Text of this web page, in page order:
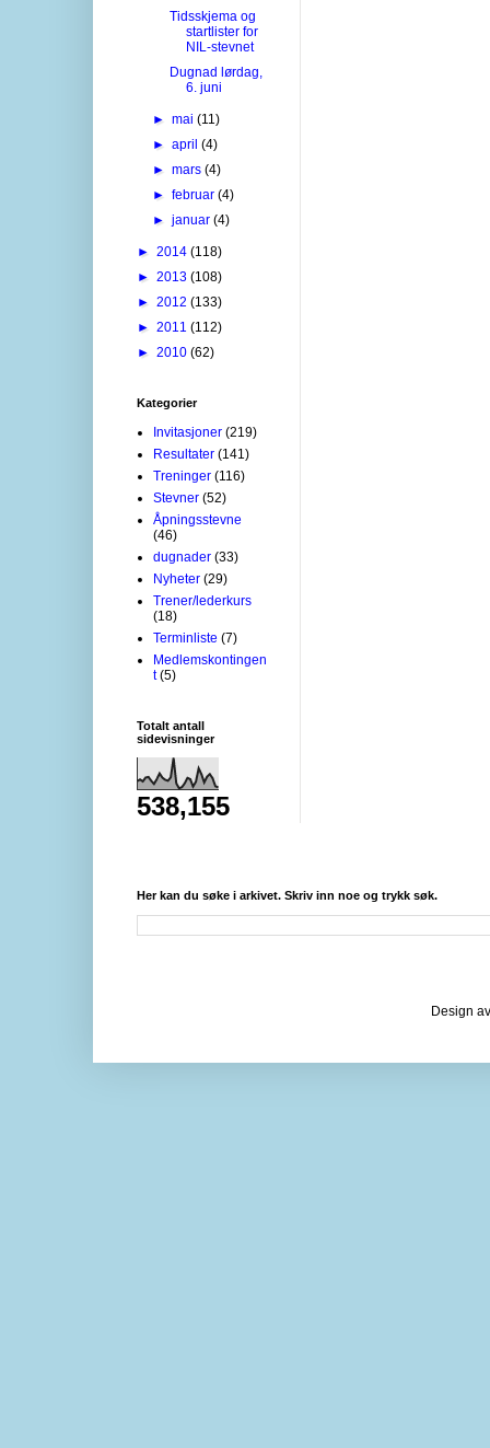
Tidsskjema og
startlister for
NIL-stevnet
Dugnad lørdag,
6. juni
►mai(11)
►april(4)
►mars(4)
►februar(4)
►januar(4)
► 2014 (118)
► 2013 (108)
► 2012 (133)
► 2011 (112)
► 2010 (62)
Kategorier
Invitasjoner (219)
Resultater (141)
Treninger (116)
Stevner (52)
Åpningsstevne
(46)
dugnader (33)
Nyheter (29)
Trener/lederkurs
(18)
Terminliste (7)
Medlemskontingen
t (5)
Totalt antall
sidevisninger
538,155
Her kan du søke i arkivet. Skriv inn noe og trykk søk.
Design